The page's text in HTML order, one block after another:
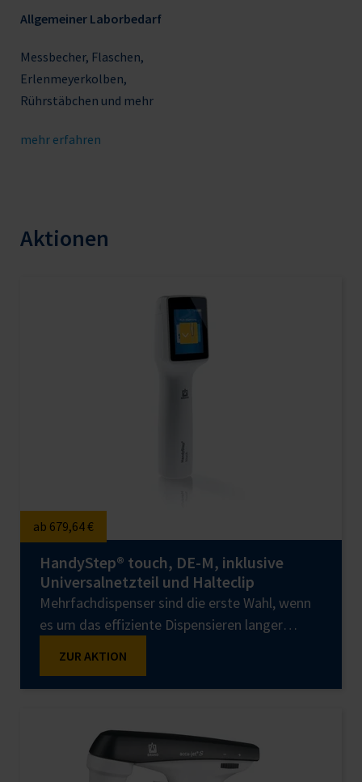
Allgemeiner Laborbedarf
Messbecher, Flaschen,
Erlenmeyerkolben,
Rührstäbchen und mehr
mehr erfahren
Aktionen
ab 679,64 €
HandyStep® touch, DE-M, inklusive
Universalnetzteil und Halteclip
Mehrfachdispenser sind die erste Wahl, wenn
es um das effiziente Dispensieren langer
richtige Lösung. Der Stepper HandyStep®
und kann sogar noch mehr. Mit dem farbigen
Touch-Display wischen Sie komfortabel
ZUR AKTION